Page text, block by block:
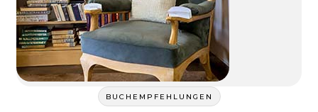
BUCHEMPFEHLUNGEN